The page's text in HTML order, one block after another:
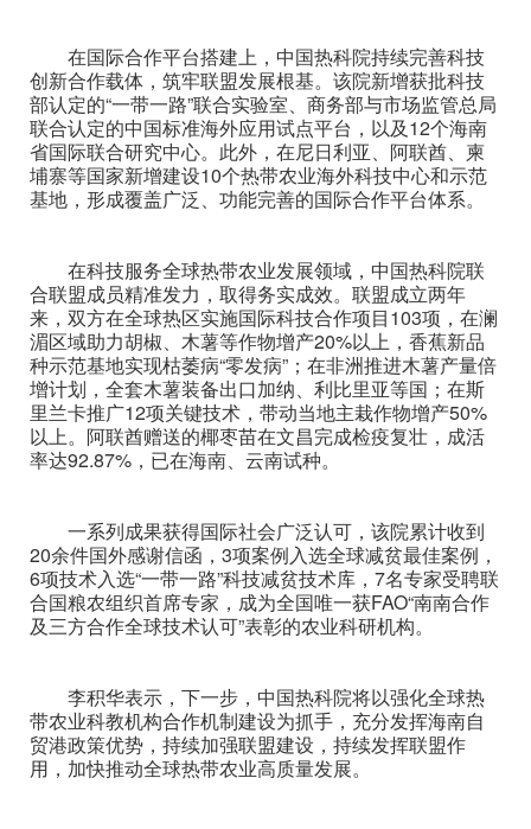
在国际合作平台搭建上，中国热科院持续完善科技
创新合作载体，筑牢联盟发展根基。该院新增获批科技
部认定的“一带一路”联合实验室、商务部与市场监管总局
联合认定的中国标准海外应用试点平台，以及12个海南
省国际联合研究中心。此外，在尼日利亚、阿联酋、柬
埔寨等国家新增建设10个热带农业海外科技中心和示范
基地，形成覆盖广泛、功能完善的国际合作平台体系。
在科技服务全球热带农业发展领域，中国热科院联
合联盟成员精准发力，取得务实成效。联盟成立两年
来，双方在全球热区实施国际科技合作项目103项，在澜
湄区域助力胡椒、木薯等作物增产20%以上，香蕉新品
种示范基地实现枯萎病“零发病”；在非洲推进木薯产量倍
增计划，全套木薯装备出口加纳、利比里亚等国；在斯
里兰卡推广12项关键技术，带动当地主栽作物增产50%
以上。阿联酋赠送的椰枣苗在文昌完成检疫复壮，成活
率达92.87%，已在海南、云南试种。
一系列成果获得国际社会广泛认可，该院累计收到
20余件国外感谢信函，3项案例入选全球减贫最佳案例，
6项技术入选“一带一路”科技减贫技术库，7名专家受聘联
合国粮农组织首席专家，成为全国唯一获FAO“南南合作
及三方合作全球技术认可”表彰的农业科研机构。
李积华表示，下一步，中国热科院将以强化全球热
带农业科教机构合作机制建设为抓手，充分发挥海南自
贸港政策优势，持续加强联盟建设，持续发挥联盟作
用，加快推动全球热带农业高质量发展。